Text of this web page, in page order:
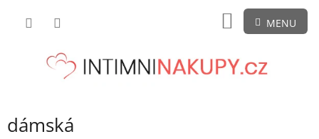
NÁKUPNÍ
KOŠÍK
dámská